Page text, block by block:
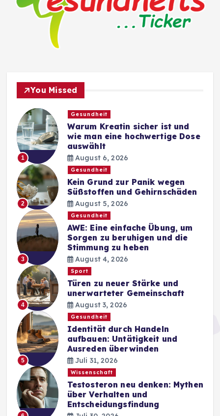
You Missed
1
Gesundheit
Warum Kreatin sicher ist und
wie man eine hochwertige Dose
auswählt
August 6, 2026
2
Gesundheit
Kein Grund zur Panik wegen
Süßstoffen und Gehirnschäden
August 5, 2026
3
Gesundheit
AWE: Eine einfache Übung, um
Sorgen zu beruhigen und die
Stimmung zu heben
August 4, 2026
4
Sport
Türen zu neuer Stärke und
unerwarteter Gemeinschaft
August 3, 2026
5
Gesundheit
Identität durch Handeln
aufbauen: Untätigkeit und
Ausreden überwinden
Juli 31, 2026
Wissenschaft
Testosteron neu denken: Mythen
über Verhalten und
Entscheidungsfindung